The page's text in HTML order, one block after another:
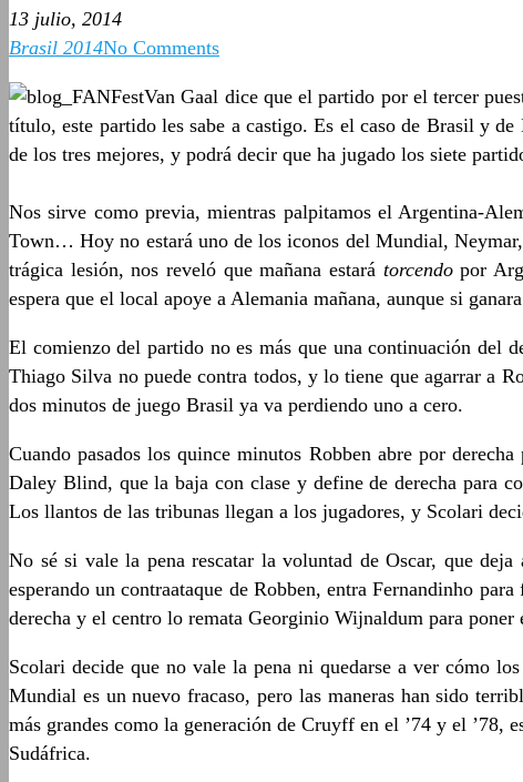
13 julio, 2014
Brasil 2014No Comments
Van Gaal dice que el partido por el tercer
título, este partido les sabe a castigo. Es el caso de Brasil y
de los tres mejores, y podrá decir que ha jugado los siete
Nos sirve como previa, mientras palpitamos el Argentina-
Town… Hoy no estará uno de los iconos del Mundial, Neymar,
trágica lesión, nos reveló que mañana estará torcendopor
espera que el local apoye a Alemania mañana, aunque si
El comienzo del partido no es más que una continuación del
Thiago Silva no puede contra todos, y lo tiene que agarrar a
dos minutos de juego Brasil ya va perdiendo uno a cero.
Cuando pasados los quince minutos Robben abre por
Daley Blind, que la baja con clase y define de derecha para
Los llantos de las tribunas llegan a los jugadores, y Scolari
No sé si vale la pena rescatar la voluntad de Oscar, que
esperando un contraataque de Robben, entra Fernandinho
derecha y el centro lo remata Georginio Wijnaldum para
Scolari decide que no vale la pena ni quedarse a ver cómo
Mundial es un nuevo fracaso, pero las maneras han sido
más grandes como la generación de Cruyff en el ’74 y el ’78,
Sudáfrica.